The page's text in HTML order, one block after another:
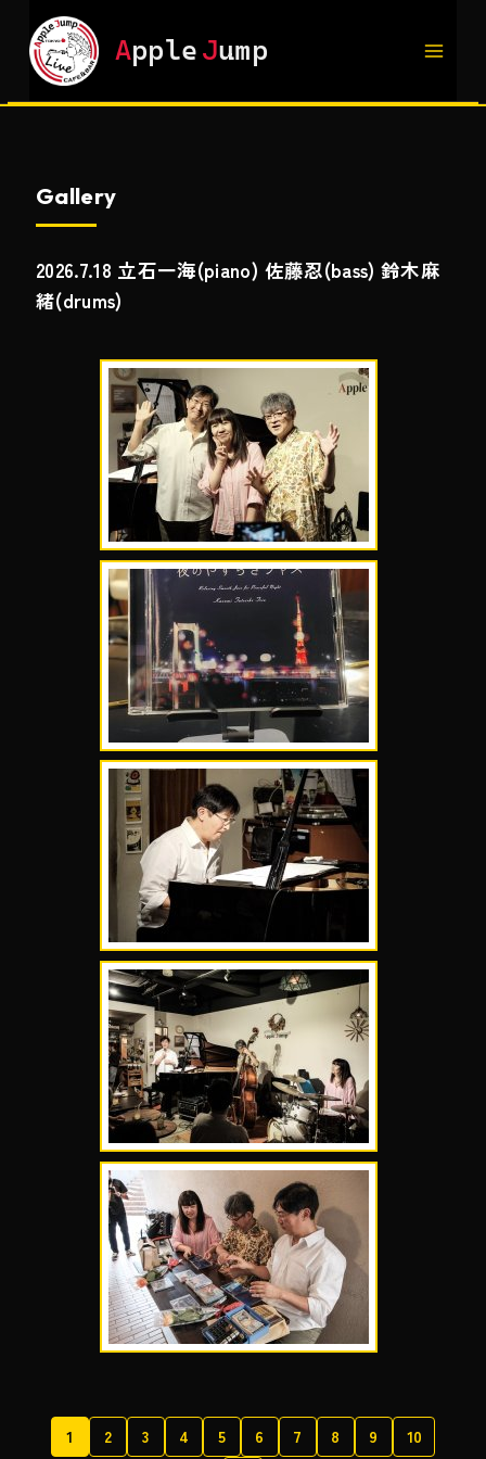
Apple Jump
Gallery
2026.7.18 立石一海(piano) 佐藤忍(bass) 鈴木麻
緒(drums)
1 2 3 4 5 6 7 8 9 10